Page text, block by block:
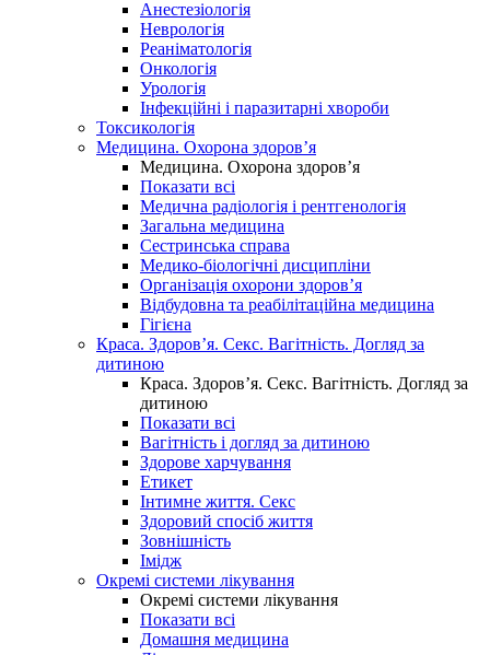
Анестезіологія
Неврологія
Реаніматологія
Онкологія
Урологія
Інфекційні і паразитарні хвороби
Токсикологія
Медицина. Охорона здоров’я
Медицина. Охорона здоров’я
Показати всі
Медична радіологія і рентгенологія
Загальна медицина
Сестринська справа
Медико-біологічні дисципліни
Організація охорони здоров’я
Відбудовна та реабілітаційна медицина
Гігієна
Краса. Здоров’я. Секс. Вагітність. Догляд за
дитиною
Краса. Здоров’я. Секс. Вагітність. Догляд за
дитиною
Показати всі
Вагітність і догляд за дитиною
Здорове харчування
Етикет
Інтимне життя. Секс
Здоровий спосіб життя
Зовнішність
Імідж
Окремі системи лікування
Окремі системи лікування
Показати всі
Домашня медицина